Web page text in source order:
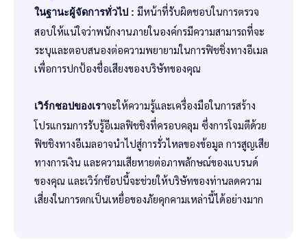
ในฐานะผู้จัดการทั่วไป : มีหน้าที่รับผิดชอบในการตรวจ
สอบให้แน่ใจว่าพนักงานภายในองค์กรมีความสามารถที่จะ
ระบุและตอบสนองต่อความพยายามในการฟิชชิ่งทางอีเมล
เพื่อการปกป้องชื่อเสียงของบริษัทของคุณ
เวิร์กชอปของเราจะให้ความรู้และเครื่องมือในการสร้าง
โปรแกรมการรับรู้อีเมลฟิชชิงที่ครอบคลุม ซึ่งการโจมตีด้วย
ฟิชชิงทางอีเมลอาจนำไปสู่การรั่วไหลของข้อมูล การสูญเสีย
ทางการเงิน และความเสียหายต่อภาพลักษณ์ของแบรนด์
ของคุณ และเวิร์กช๊อปนี้จะช่วยให้บริษัทของท่านลดความ
เสี่ยงในการตกเป็นเหยื่อของภัยคุกคามเหล่านี้ได้อย่างมาก